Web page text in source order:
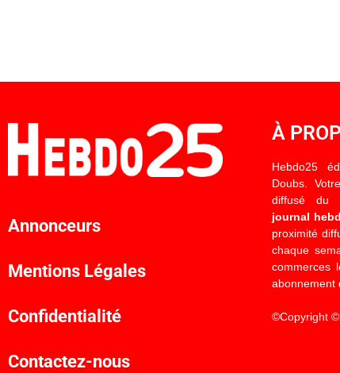
Annonceurs
Mentions Légales
Confidentialité
Contactez-nous
À
Hebdo25
Doubs.
diffusé du
journal
proximité
chaque
commerces
abonnement
©Copyright